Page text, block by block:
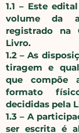
1.1 – Este
volume da
registrado na
Livro.
1.2 – As
tiragem e
que compõe
formato
decididas pela
1.3 – A
ser escrita é